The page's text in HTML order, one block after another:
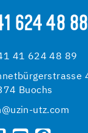
624 48 88
41 624 48 89
Buochs
utz.com